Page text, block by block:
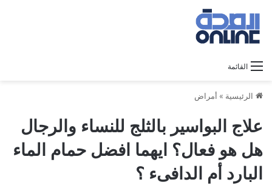
القائمة
الرئيسية » أمراض
علاج البواسير بالثلج للنساء والرجال
هل هو فعال؟ ايهما افضل حمام الماء
البارد أم الدافىء ؟